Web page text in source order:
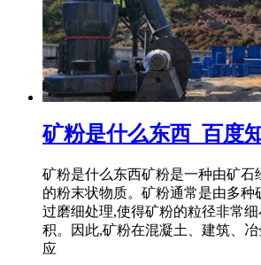
矿粉是什么东西_百度
矿粉是什么东西矿粉是一种由矿石
的粉末状物质。矿粉通常是由多种
过磨细处理,使得矿粉的粒径非常
积。因此,矿粉在混凝土、建筑、
应